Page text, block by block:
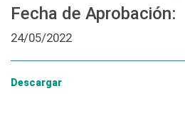
Fecha de Aprobación:
24/05/2022
Descargar